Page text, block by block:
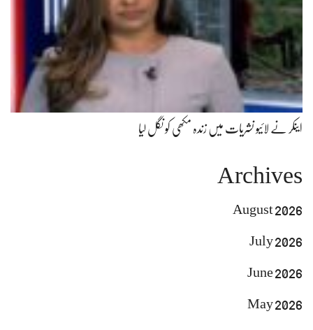
اینکر نے لائیو نشریات میں زندہ مکھی کو نگل لیا
Archives
August 2026
July 2026
June 2026
May 2026